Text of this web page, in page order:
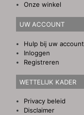
Onze winkel
UW ACCOUNT
Hulp bij uw account
Inloggen
Registreren
WETTELIJK KADER
Privacy beleid
Disclaimer